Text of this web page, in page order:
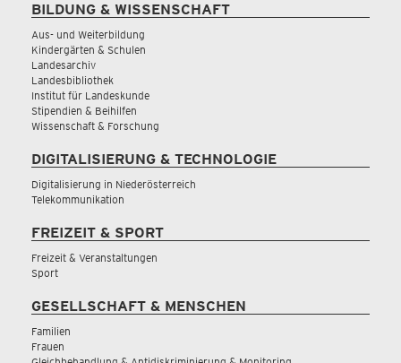
BILDUNG & WISSENSCHAFT
Aus- und Weiterbildung
Kindergärten & Schulen
Landesarchiv
Landesbibliothek
Institut für Landeskunde
Stipendien & Beihilfen
Wissenschaft & Forschung
DIGITALISIERUNG & TECHNOLOGIE
Digitalisierung in Niederösterreich
Telekommunikation
FREIZEIT & SPORT
Freizeit & Veranstaltungen
Sport
GESELLSCHAFT & MENSCHEN
Familien
Frauen